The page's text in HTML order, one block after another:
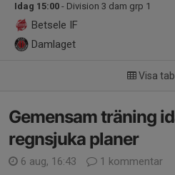
Idag 15:00 - Division 3 dam grp 1
Betsele IF
Damlaget
Visa
Gemensam träning
regnsjuka planer
6 aug, 16:43
1 kommentar